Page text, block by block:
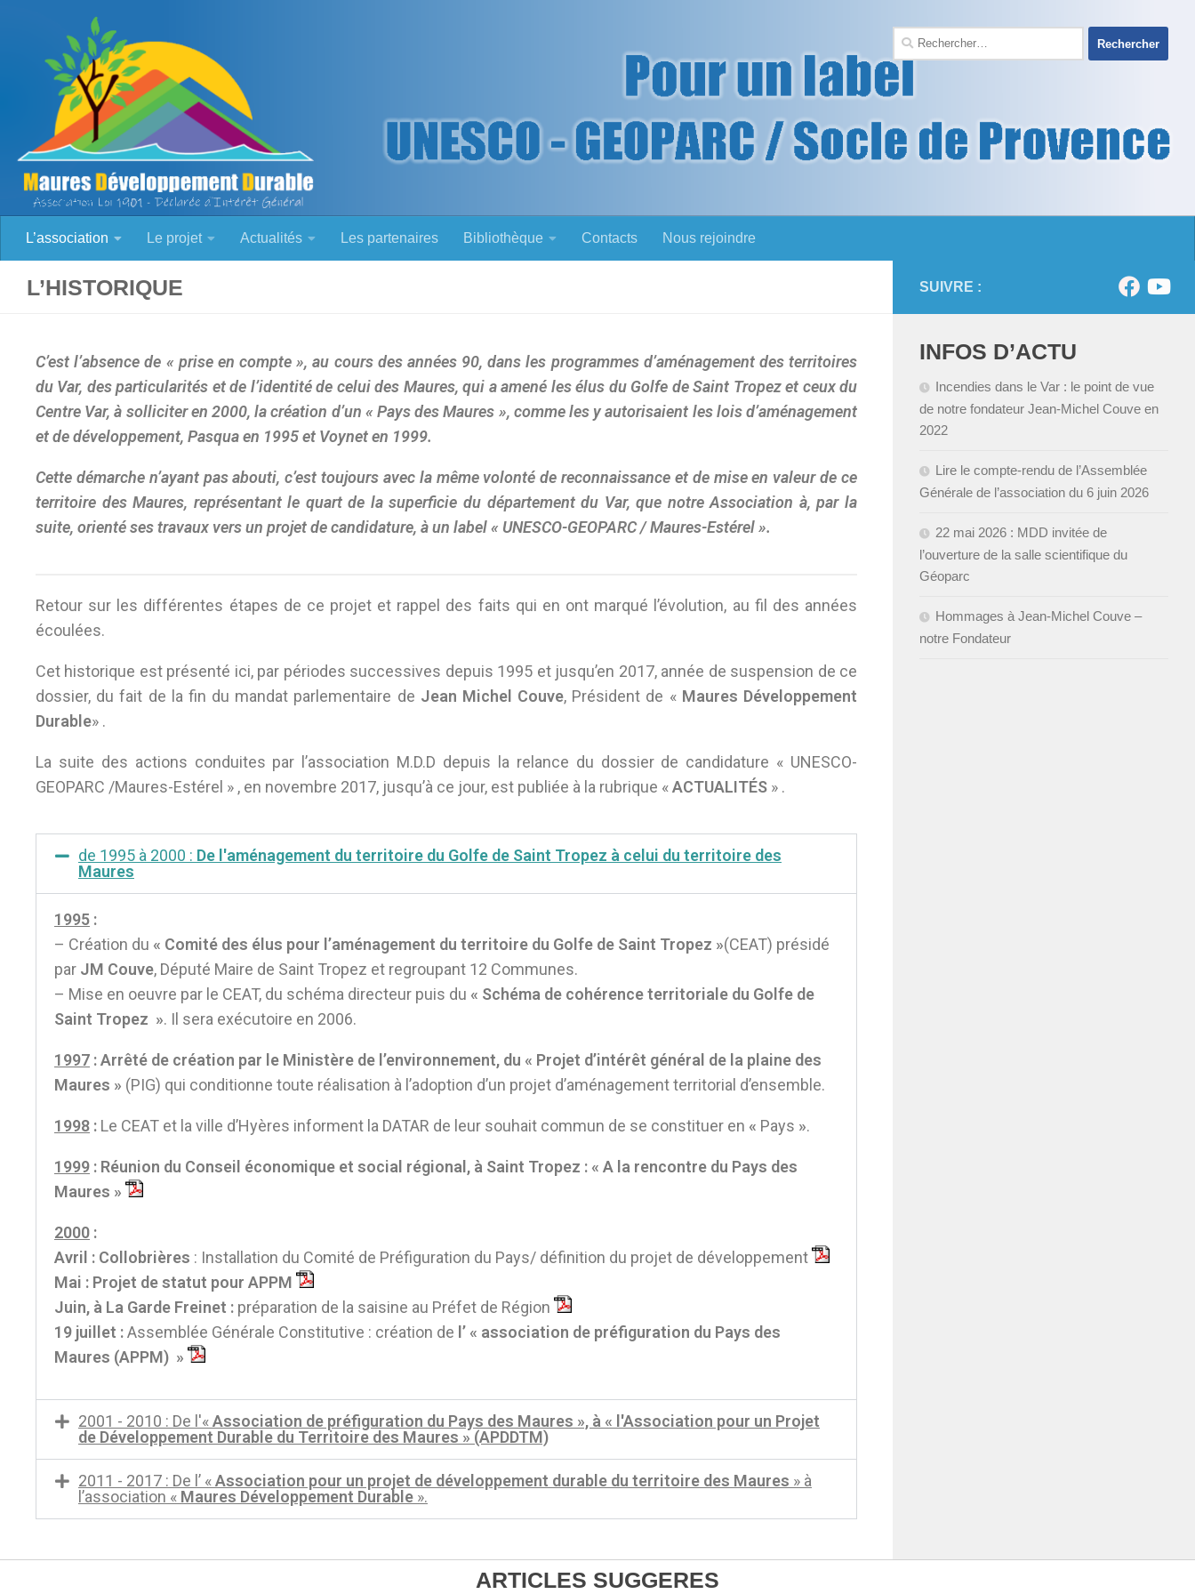
Skip to content
L’association Le projet Actualités Les partenaires Bibliothèque Contacts Nous rejoindre
L’HISTORIQUE
C’est l’absence de « prise en compte », au cours des années 90, dans les programmes d’aménagement des territoires
du Var, des particularités et de l’identité de celui des Maures, qui a amené les élus du Golfe de Saint Tropez et ceux du
Centre Var, à solliciter en 2000, la création d’un « Pays des Maures », comme les y autorisaient les lois d’aménagement
et de développement, Pasqua en 1995 et Voynet en 1999.
Cette démarche n’ayant pas abouti, c’est toujours avec la même volonté de reconnaissance et de mise en valeur de ce
territoire des Maures, représentant le quart de la superficie du département du Var, que notre Association à, par la
suite, orienté ses travaux vers un projet de candidature, à un label « UNESCO-GEOPARC / Maures-Estérel ».
Retour sur les différentes étapes de ce projet et rappel des faits qui en ont marqué l’évolution, au fil des années
écoulées.
Cet historique est présenté ici, par périodes successives depuis 1995 et jusqu’en 2017, année de suspension de ce
dossier, du fait de la fin du mandat parlementaire de Jean Michel Couve, Président de « Maures Développement
Durable» .
La suite des actions conduites par l’association M.D.D depuis la relance du dossier de candidature « UNESCO-
GEOPARC /Maures-Estérel » , en novembre 2017, jusqu’à ce jour, est publiée à la rubrique «ACTUALITÉS » .
de 1995 à 2000 : De l'aménagement du territoire du Golfe de Saint Tropez à celui du territoire des
Maures
1995 :
– Création du « Comité des élus pour l’aménagement du territoire du Golfe de Saint Tropez »(CEAT) présidé
par JM Couve, Député Maire de Saint Tropez et regroupant 12 Communes.
– Mise en oeuvre par le CEAT, du schéma directeur puis du « Schéma de cohérence territoriale du Golfe de
Saint Tropez ». Il sera exécutoire en 2006.
1997 : Arrêté de création par le Ministère de l’environnement, du « Projet d’intérêt général de la plaine des
Maures » (PIG) qui conditionne toute réalisation à l’adoption d’un projet d’aménagement territorial d’ensemble.
1998 : Le CEAT et la ville d’Hyères informent la DATAR de leur souhait commun de se constituer en « Pays ».
1999 : Réunion du Conseil économique et social régional, à Saint Tropez : « A la rencontre du Pays des
Maures »
2000 :
Avril : Collobrières : Installation du Comité de Préfiguration du Pays/ définition du projet de développement
Mai : Projet de statut pour APPM
Juin, à La Garde Freinet : préparation de la saisine au Préfet de Région
19 juillet :Assemblée Générale Constitutive : création de l’ « association de préfiguration du Pays des
Maures (APPM) »
2001 - 2010 : De l'«Association de préfiguration du Pays des Maures », à « l'Association pour un Projet
de Développement Durable du Territoire des Maures » (APDDTM)
2011 - 2017 : De l’ «Association pour un projet de développement durable du territoire des Maures » à
l’association « Maures Développement Durable ».
SUIVRE :
INFOS D’ACTU
Incendies dans le Var : le point de vue
de notre fondateur Jean-Michel Couve en
2022
Lire le compte-rendu de l’Assemblée
Générale de l’association du 6 juin 2026
22 mai 2026 : MDD invitée de
l’ouverture de la salle scientifique du
Géoparc
Hommages à Jean-Michel Couve –
notre Fondateur
ARTICLES SUGGERES